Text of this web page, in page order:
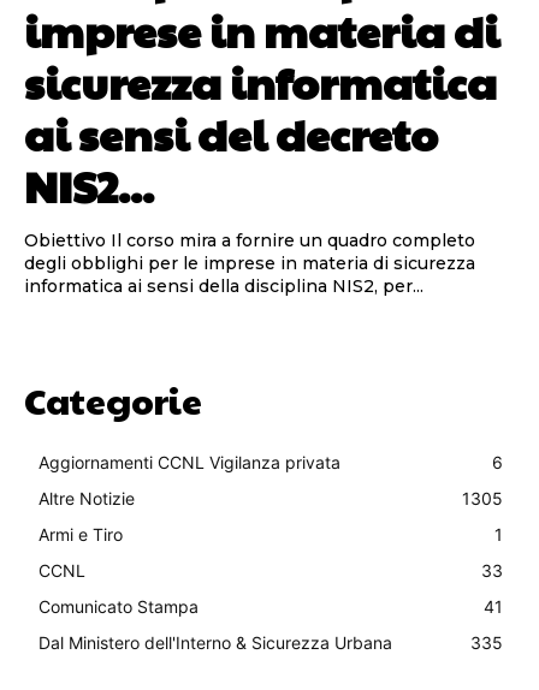
imprese in materia di
sicurezza informatica
ai sensi del decreto
NIS2...
Obiettivo Il corso mira a fornire un quadro completo
degli obblighi per le imprese in materia di sicurezza
informatica ai sensi della disciplina NIS2, per...
Categorie
Aggiornamenti CCNL Vigilanza privata
6
Altre Notizie
1305
Armi e Tiro
1
CCNL
33
Comunicato Stampa
41
Dal Ministero dell'Interno & Sicurezza Urbana
335